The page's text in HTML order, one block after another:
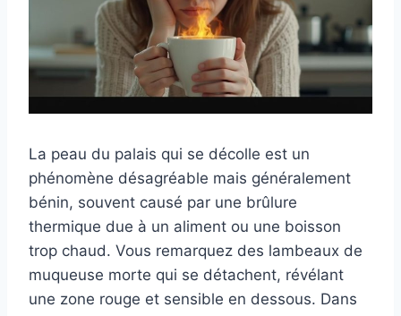
La peau du palais qui se décolle est un
phénomène désagréable mais généralement
bénin, souvent causé par une brûlure
thermique due à un aliment ou une boisson
trop chaud. Vous remarquez des lambeaux de
muqueuse morte qui se détachent, révélant
une zone rouge et sensible en dessous. Dans